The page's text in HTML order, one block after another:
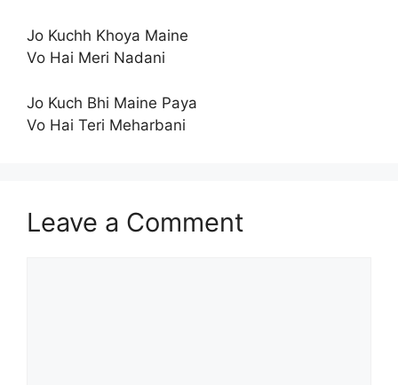
Jo Kuchh Khoya Maine
Vo Hai Meri Nadani
Jo Kuch Bhi Maine Paya
Vo Hai Teri Meharbani
Leave a Comment